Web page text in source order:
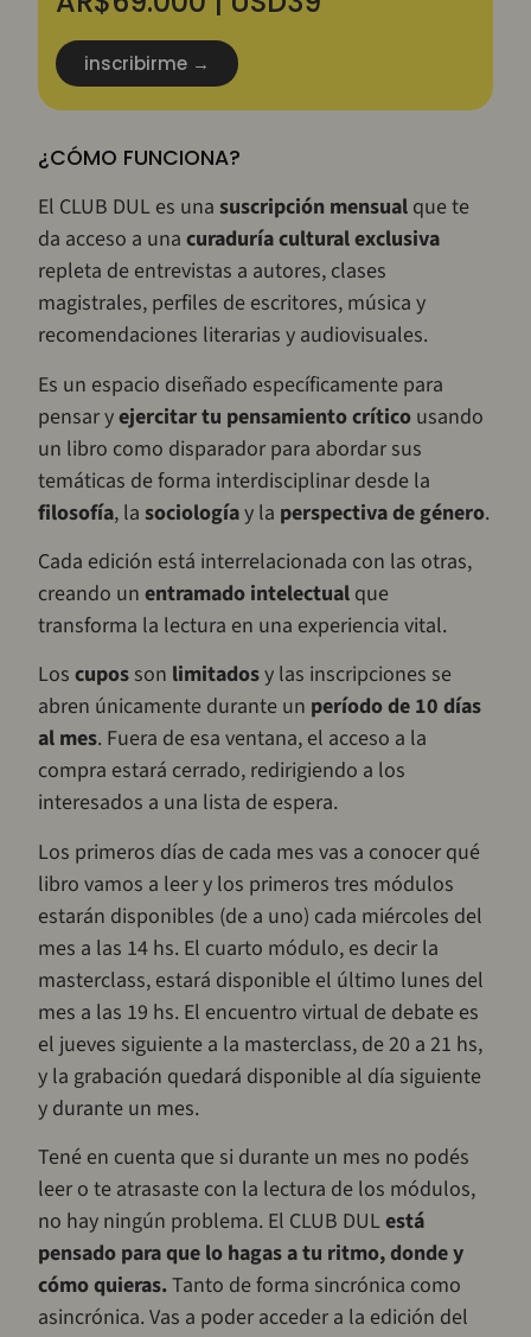
¿CÓMO FUNCIONA?
El CLUB DUL es unasuscripción mensual que te
da acceso a unacuraduría cultural exclusiva
repleta de entrevistas a autores, clases
magistrales, perfiles de escritores, música y
recomendaciones literarias y audiovisuales.
Es un espacio diseñado específicamente para
pensar yejercitar tu pensamiento crítico usando
un libro como disparador para abordar sus
temáticas de forma interdisciplinar desde la
filosofía, lasociologíay la perspectiva de género.
Cada edición está interrelacionada con las otras,
creando unentramado intelectual que
transforma la lectura en una experiencia vital.
Loscupos son limitadosy las inscripciones se
abren únicamente durante un período de 10 días
al mes. Fuera de esa ventana, el acceso a la
compra estará cerrado, redirigiendo a los
interesados a una lista de espera.
Los primeros días de cada mes vas a conocer qué
libro vamos a leer y los primeros tres módulos
estarán disponibles (de a uno) cada miércoles del
mes a las 14 hs. El cuarto módulo, es decir la
masterclass, estará disponible el último lunes del
mes a las 19 hs. El encuentro virtual de debate es
el jueves siguiente a la masterclass, de 20 a 21 hs,
y la grabación quedará disponible al día siguiente
y durante un mes.
Tené en cuenta que si durante un mes no podés
leer o te atrasaste con la lectura de los módulos,
no hay ningún problema. El CLUB DULestá
pensado para que lo hagas a tu ritmo, donde y
cómo quieras.Tanto de forma sincrónica como
asincrónica. Vas a poder acceder a la edición del
inscribirme →